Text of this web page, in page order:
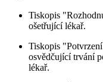
Tiskopis
ošetřující lékař.
Tiskopis
osvědčující trvání
lékař.